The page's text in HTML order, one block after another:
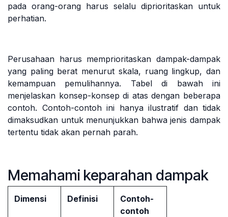
pada orang-orang harus selalu diprioritaskan untuk
perhatian.
Perusahaan harus memprioritaskan dampak-dampak
yang paling berat menurut skala, ruang lingkup, dan
kemampuan pemulihannya. Tabel di bawah ini
menjelaskan konsep-konsep di atas dengan beberapa
contoh. Contoh-contoh ini hanya ilustratif dan tidak
dimaksudkan untuk menunjukkan bahwa jenis dampak
tertentu tidak akan pernah parah.
Memahami keparahan dampak
Dimensi Definisi
Contoh-
contoh